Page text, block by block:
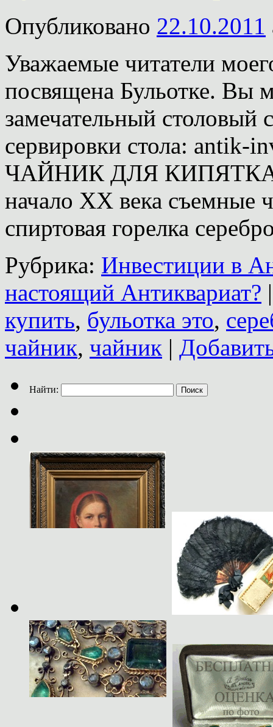
Опубликовано 22.10.2011
Уважаемые читатели
посвящена Бульотке. Вы
замечательный столовый
сервировки стола:
ЧАЙНИК ДЛЯ КИПЯТКА
начало XX века съемные
спиртовая горелка
Рубрика: Инвестиции в
настоящий Антиквариат? |
купить, бульотка это,
чайник, чайник |
Найти: